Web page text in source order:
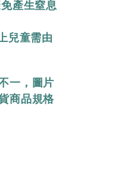
兒童需由
一，圖片
商品規格